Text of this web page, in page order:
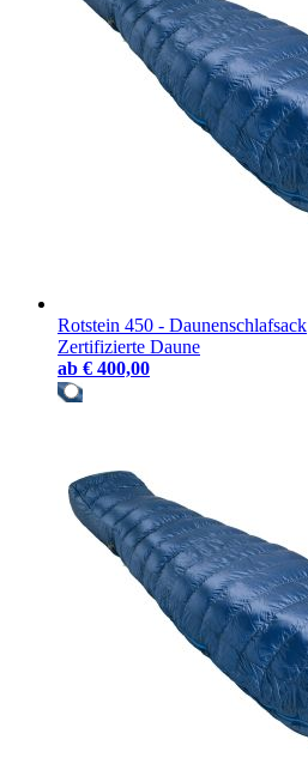
Rotstein 450 - Daunenschlafsack
Zertifizierte Daune
ab € 400,00